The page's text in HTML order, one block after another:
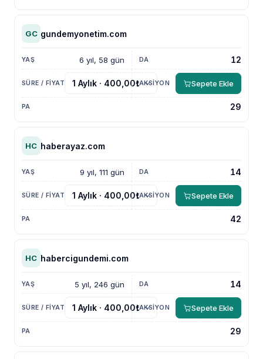
GC gundemyonetim.com
6 yıl, 58 gün 12
29
Sepete Ekle
HC haberayaz.com
9 yıl, 111 gün 14
42
Sepete Ekle
HC habercigundemi.com
5 yıl, 246 gün 14
29
Sepete Ekle